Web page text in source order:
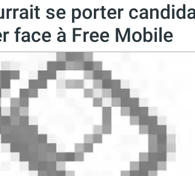
se porter
face à Free Mobile